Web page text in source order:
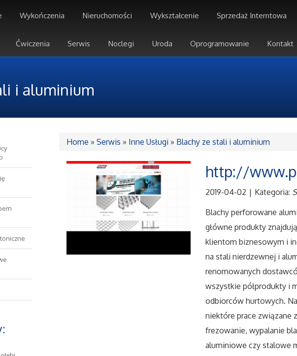
Wykończenia Nieruchomości Wykształcenie Sprzedaż Interntowa
Ćwiczenia Serwis Noclegi Uroda Oprogramowanie Kontakt
i aluminium
Home » Serwis » Inne Usługi » Blachy ze stali i aluminium
http://
2019-04-02 | Kategoria:
Blachy perforowane
główne produkty
klientom biznesowym i
na stali nierdzewnej i
renomowanych
wszystkie półprodukty i
odbiorców hurtowych.
niektóre prace związane
frezowanie, wypalanie
aluminiowe czy stalowe